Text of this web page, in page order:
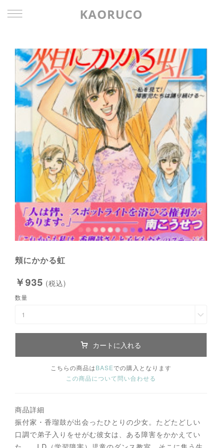
KAORUCO
頬にかかる虹
￥935 (税込)
数量
1
カートに入れる
こちらの商品はBASEでの購入となります
この商品について問い合わせる
商品詳細
振付家・香瑠鼓が出会ったひとりの少女。たどたどしい
口調で弟子入りをせがむ彼女は、ある障害をかかえてい